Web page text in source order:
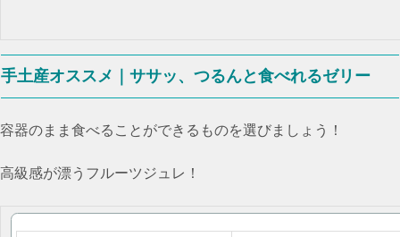
手土産オススメ｜ササッ、つるんと食べれるゼリー
容器のまま食べることができるものを選びましょう！
高級感が漂うフルーツジュレ！